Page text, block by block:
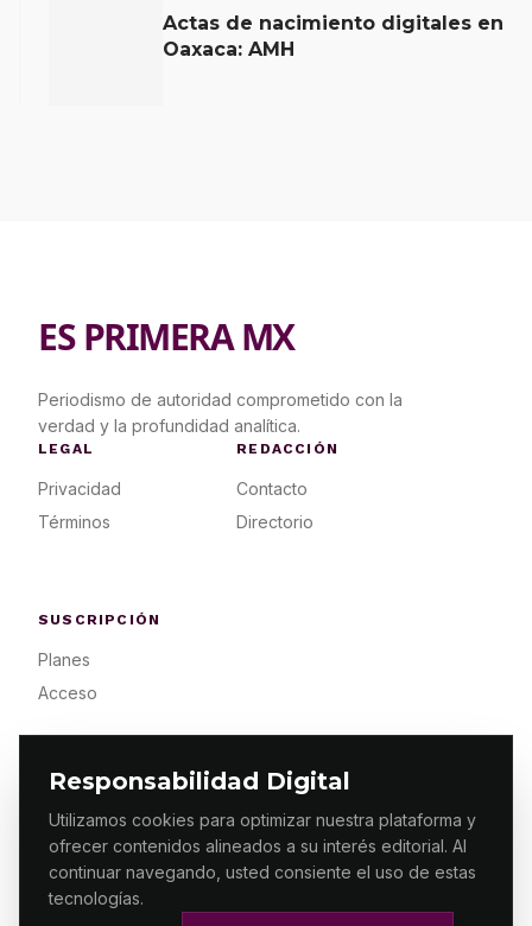
Responsabilidad Digital
Utilizamos cookies para optimizar nuestra plataforma y
ofrecer contenidos alineados a su interés editorial. Al
continuar navegando, usted consiente el uso de estas
tecnologías.
Actas de nacimiento digitales en
Oaxaca: AMH
ES PRIMERA MX
Periodismo de autoridad comprometido con la
verdad y la profundidad analítica.
LEGAL
Privacidad
Términos
REDACCIÓN
Contacto
Directorio
SUSCRIPCIÓN
Planes
Acceso
© 2026 ES PRIMERA MX. ALGUNOS DERECHOS
RESERVADOS / DESIGNMAKING.MX